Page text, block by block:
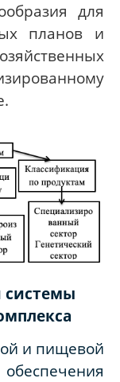
для
планов и
системы
и пищевой